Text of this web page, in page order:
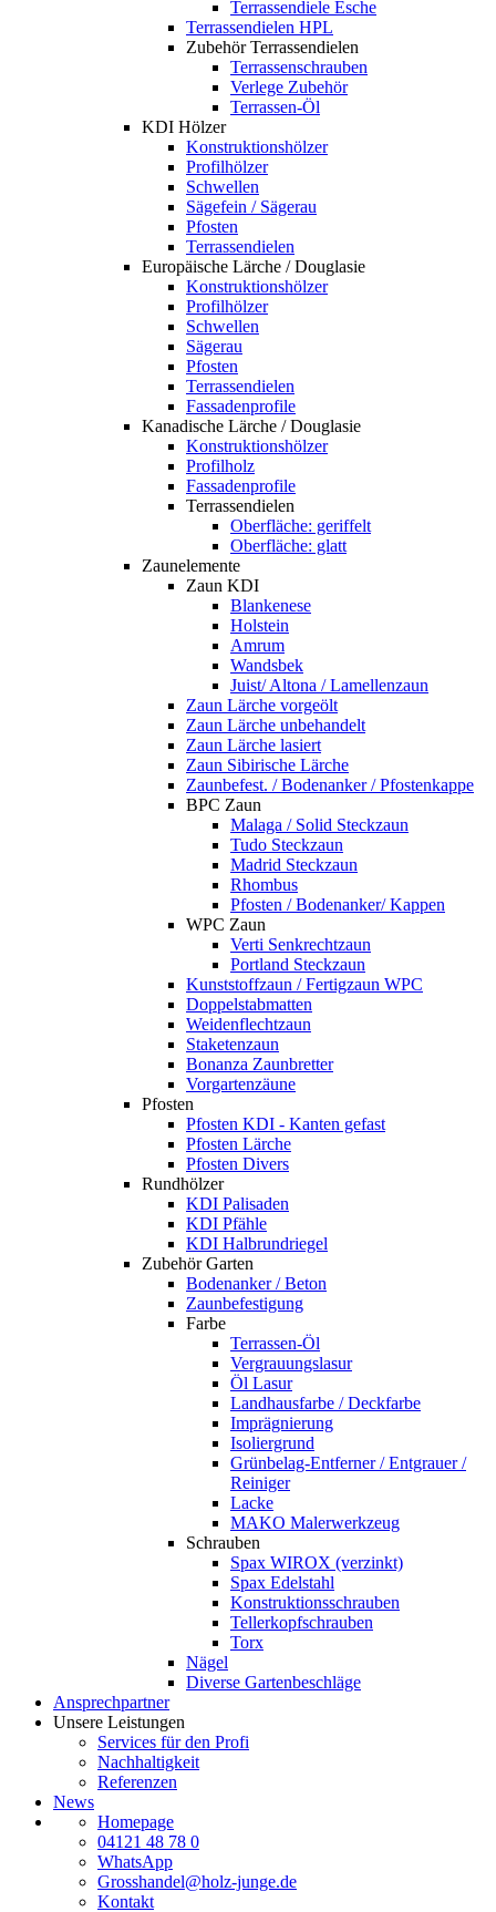
Terrassendiele Esche
Terrassendielen HPL
Zubehör Terrassendielen
Terrassenschrauben
Verlege Zubehör
Terrassen-Öl
KDI Hölzer
Konstruktionshölzer
Profilhölzer
Schwellen
Sägefein / Sägerau
Pfosten
Terrassendielen
Europäische Lärche / Douglasie
Konstruktionshölzer
Profilhölzer
Schwellen
Sägerau
Pfosten
Terrassendielen
Fassadenprofile
Kanadische Lärche / Douglasie
Konstruktionshölzer
Profilholz
Fassadenprofile
Terrassendielen
Oberfläche: geriffelt
Oberfläche: glatt
Zaunelemente
Zaun KDI
Blankenese
Holstein
Amrum
Wandsbek
Juist/ Altona / Lamellenzaun
Zaun Lärche vorgeölt
Zaun Lärche unbehandelt
Zaun Lärche lasiert
Zaun Sibirische Lärche
Zaunbefest. / Bodenanker / Pfostenkappe
BPC Zaun
Malaga / Solid Steckzaun
Tudo Steckzaun
Madrid Steckzaun
Rhombus
Pfosten / Bodenanker/ Kappen
WPC Zaun
Verti Senkrechtzaun
Portland Steckzaun
Kunststoffzaun / Fertigzaun WPC
Doppelstabmatten
Weidenflechtzaun
Staketenzaun
Bonanza Zaunbretter
Vorgartenzäune
Pfosten
Pfosten KDI - Kanten gefast
Pfosten Lärche
Pfosten Divers
Rundhölzer
KDI Palisaden
KDI Pfähle
KDI Halbrundriegel
Zubehör Garten
Bodenanker / Beton
Zaunbefestigung
Farbe
Terrassen-Öl
Vergrauungslasur
Öl Lasur
Landhausfarbe / Deckfarbe
Imprägnierung
Isoliergrund
Grünbelag-Entferner / Entgrauer /
Reiniger
Lacke
MAKO Malerwerkzeug
Schrauben
Spax WIROX (verzinkt)
Spax Edelstahl
Konstruktionsschrauben
Tellerkopfschrauben
Torx
Nägel
Diverse Gartenbeschläge
Ansprechpartner
Unsere Leistungen
Services für den Profi
Nachhaltigkeit
Referenzen
News
Homepage
04121 48 78 0
WhatsApp
Grosshandel@holz-junge.de
Kontakt